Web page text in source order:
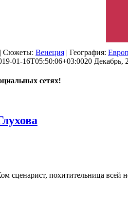
| Сюжеты: Венеция | География:
01-16T05:50:06+03:0020 Декабрь,
сетях!
похитительница всей